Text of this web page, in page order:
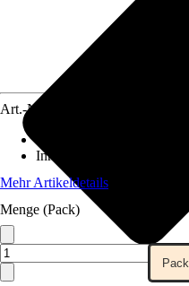
Art.-Nr.
Inhalt
Mehr Artikeldetails
Menge (Pack)
Pack